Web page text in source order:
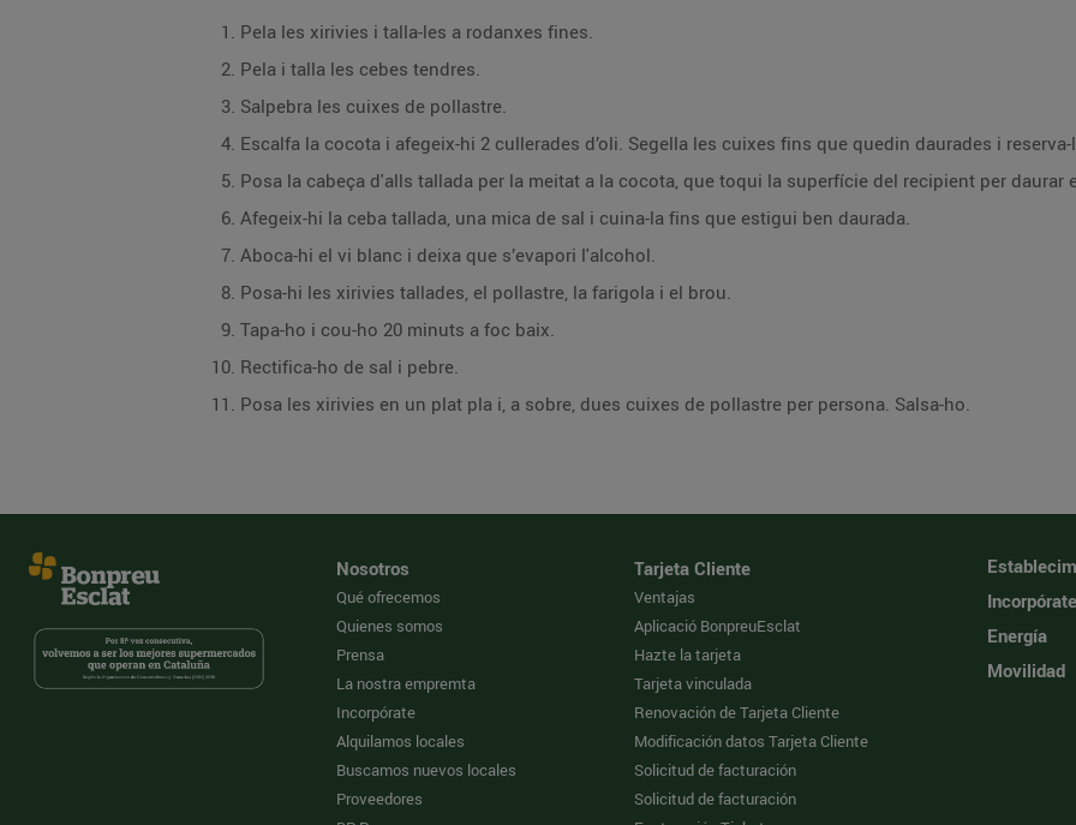
Pela les xirivies i talla-les a rodanxes fines.
Pela i talla les cebes tendres.
Salpebra les cuixes de pollastre.
Escalfa la cocota i afegeix-hi 2 cullerades d’oli. Segella les cuixes fins que quedin daurades i reserva-
Posa la cabeça d'alls tallada per la meitat a la cocota, que toqui la superfície del recipient per daurar
Afegeix-hi la ceba tallada, una mica de sal i cuina-la fins que estigui ben daurada.
Aboca-hi el vi blanc i deixa que s’evapori l'alcohol.
Posa-hi les xirivies tallades, el pollastre, la farigola i el brou.
Tapa-ho i cou-ho 20 minuts a foc baix.
Rectifica-ho de sal i pebre.
Posa les xirivies en un plat pla i, a sobre, dues cuixes de pollastre per persona. Salsa-ho.
Nosotros
Qué ofrecemos
Quienes somos
Prensa
La nostra empremta
Incorpórate
Alquilamos locales
Buscamos nuevos locales
Proveedores
Tarjeta Cliente
Ventajas
Aplicació BonpreuEsclat
Hazte la tarjeta
Tarjeta vinculada
Renovación de Tarjeta Cliente
Modificación datos Tarjeta Cliente
Solicitud de facturación
Solicitud de facturación
Incorpórate
Energía
Movilidad